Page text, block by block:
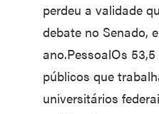
perdeu a validade
debate no Senado,
ano.PessoalOs
públicos que
universitários